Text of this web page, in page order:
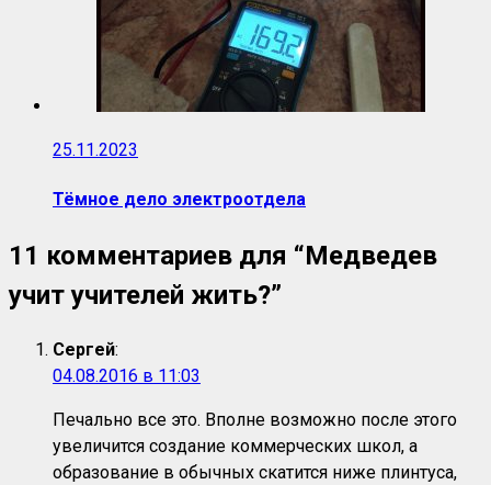
25.11.2023
Тёмное дело электроотдела
11 комментариев для “Медведев
учит учителей жить?”
Сергей:
04.08.2016 в 11:03
Печально все это. Вполне возможно после этого
увеличится создание коммерческих школ, а
образование в обычных скатится ниже плинтуса,